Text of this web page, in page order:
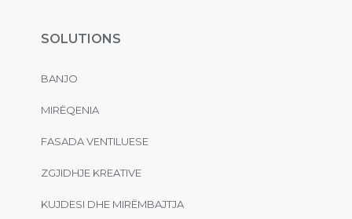
SOLUTIONS
BANJO
MIRËQENIA
FASADA VENTILUESE
ZGJIDHJE KREATIVE
KUJDESI DHE MIRËMBAJTJA